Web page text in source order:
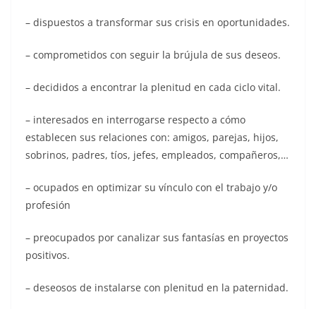
– dispuestos a transformar sus crisis en oportunidades.
– comprometidos con seguir la brújula de sus deseos.
– decididos a encontrar la plenitud en cada ciclo vital.
– interesados en interrogarse respecto a cómo
establecen sus relaciones con: amigos, parejas, hijos,
sobrinos, padres, tíos, jefes, empleados, compañeros,…
– ocupados en optimizar su vínculo con el trabajo y/o
profesión
– preocupados por canalizar sus fantasías en proyectos
positivos.
– deseosos de instalarse con plenitud en la paternidad.